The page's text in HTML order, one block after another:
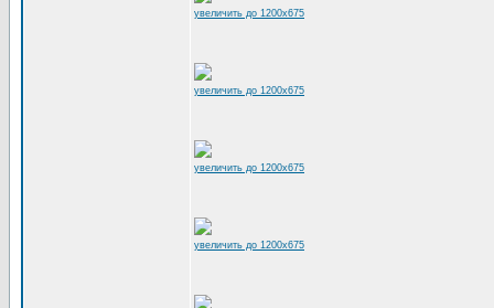
увеличить до 1200x675
увеличить до 1200x675
увеличить до 1200x675
увеличить до 1200x675